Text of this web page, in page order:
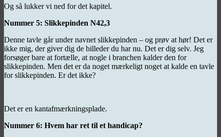
Og så lukker vi ned for det kapitel.
Nummer 5: Slikkepinden N42,3
Denne tavle går under navnet slikkepinden – og prøv at hør! Det er
ikke mig, der giver dig de billeder du har nu. Det er dig selv. Jeg
forsøger bare at fortælle, at nogle i branchen kalder den for
slikkepinden. Men det er da noget mærkeligt noget at kalde en tavle
for slikkepinden. Er det ikke?
Det er en kantafmærkningsplade.
Nummer 6: Hvem har ret til et handicap?